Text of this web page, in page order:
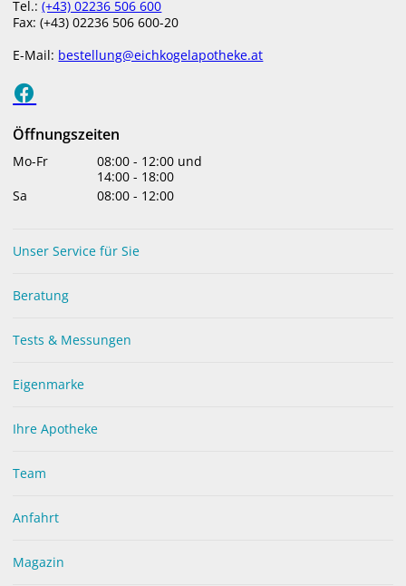
Tel.:(+43) 02236 506 600
Fax: (+43) 02236 506 600-20
E-Mail: bestellung@eichkogelapotheke.at
Öffnungszeiten
Mo-Fr 08:00 - 12:00 und
14:00 - 18:00
Sa
08:00 - 12:00
Unser Service für Sie
Beratung
Tests & Messungen
Eigenmarke
Ihre Apotheke
Team
Anfahrt
Magazin